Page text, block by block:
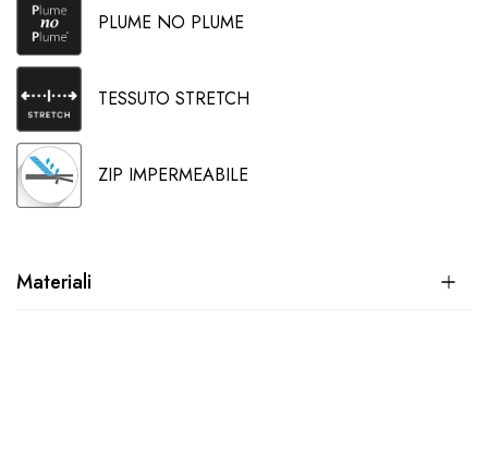
PLUME NO PLUME
TESSUTO STRETCH
ZIP IMPERMEABILE
Materiali